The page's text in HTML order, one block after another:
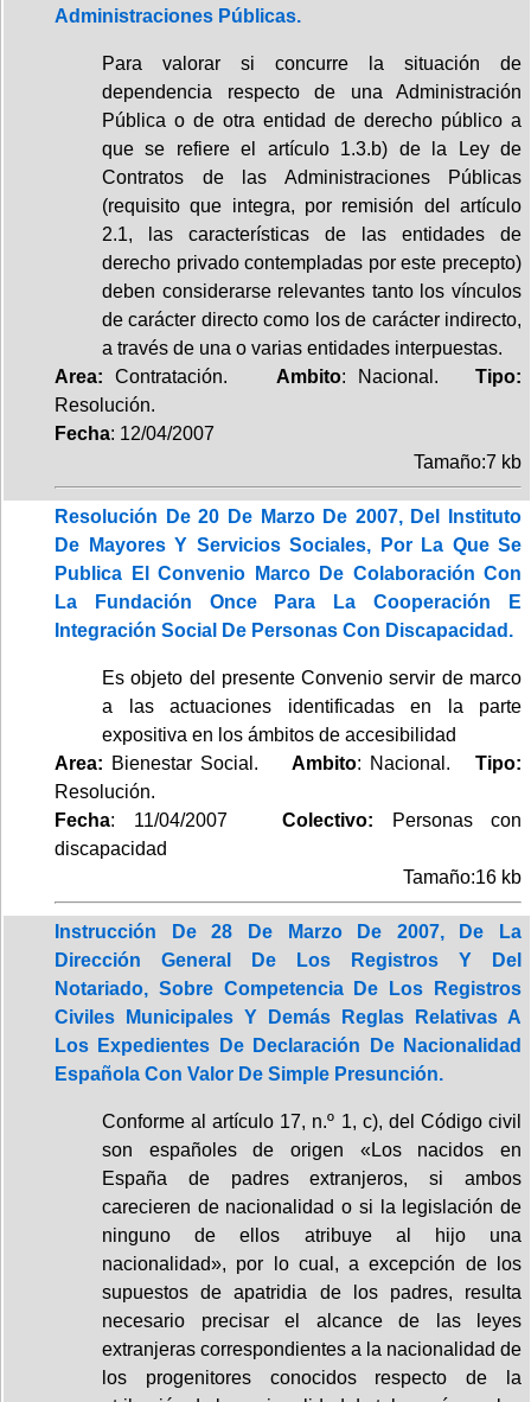
Administraciones Públicas.
Para valorar si concurre la situación de
dependencia respecto de una Administración
Pública o de otra entidad de derecho público a
que se refiere el artículo 1.3.b) de la Ley de
Contratos de las Administraciones Públicas
(requisito que integra, por remisión del artículo
2.1, las características de las entidades de
derecho privado contempladas por este precepto)
deben considerarse relevantes tanto los vínculos
de carácter directo como los de carácter indirecto,
a través de una o varias entidades interpuestas.
Area: Contratación. Ambito: Nacional.Tipo:
Resolución.
Fecha: 12/04/2007
Tamaño:7 kb
Resolución De 20 De Marzo De 2007, Del Instituto
De Mayores Y Servicios Sociales, Por La Que Se
Publica El Convenio Marco De Colaboración Con
La Fundación Once Para La Cooperación E
Integración Social De Personas Con Discapacidad.
Es objeto del presente Convenio servir de marco
a las actuaciones identificadas en la parte
expositiva en los ámbitos de accesibilidad
Area: Bienestar Social. Ambito: Nacional. Tipo:
Resolución.
Fecha: 11/04/2007Colectivo:
Personas con
discapacidad
Tamaño:16 kb
Instrucción De 28 De Marzo De 2007, De La
Dirección General De Los Registros Y Del
Notariado, Sobre Competencia De Los Registros
Civiles Municipales Y Demás Reglas Relativas A
Los Expedientes De Declaración De Nacionalidad
Española Con Valor De Simple Presunción.
Conforme al artículo 17, n.º 1, c), del Código civil
son españoles de origen «Los nacidos en
España de padres extranjeros, si ambos
carecieren de nacionalidad o si la legislación de
ninguno de ellos atribuye al hijo una
nacionalidad», por lo cual, a excepción de los
supuestos de apatridia de los padres, resulta
necesario precisar el alcance de las leyes
extranjeras correspondientes a la nacionalidad de
los progenitores conocidos respecto de la